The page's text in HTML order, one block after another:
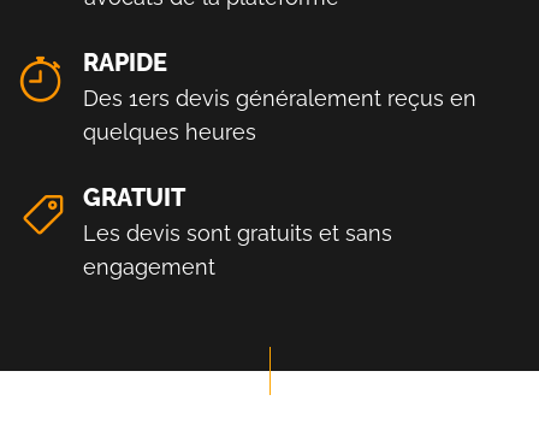
RAPIDE
Des 1ers devis généralement reçus en
quelques heures
GRATUIT
Les devis sont gratuits et sans
engagement